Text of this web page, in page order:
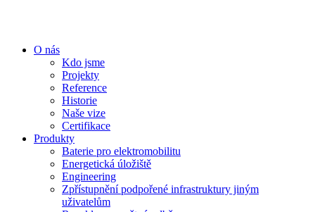
O nás
Kdo jsme
Projekty
Reference
Historie
Naše vize
Certifikace
Produkty
Baterie pro elektromobilitu
Energetická úložiště
Engineering
Zpřístupnění podpořené infrastruktury jiným
uživatelům